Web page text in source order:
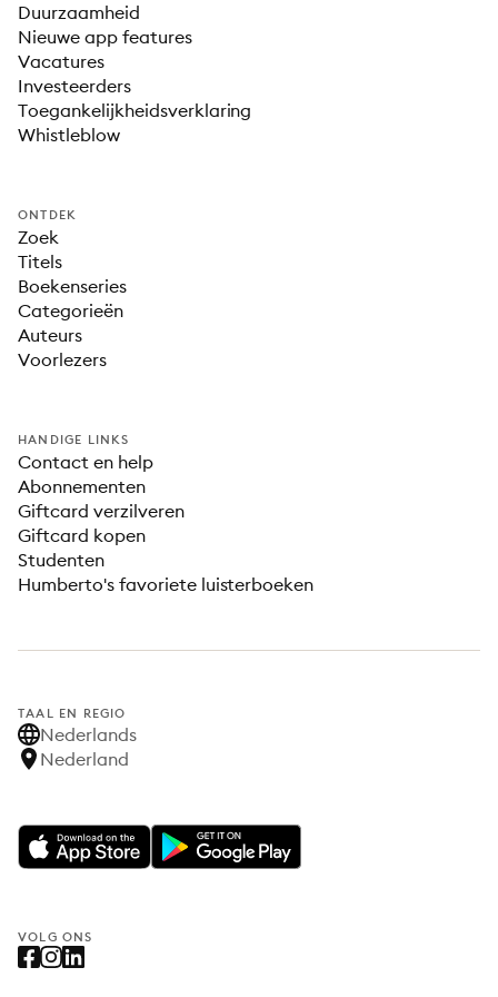
Duurzaamheid
Nieuwe app features
Vacatures
Investeerders
Toegankelijkheidsverklaring
Whistleblow
ONTDEK
Zoek
Titels
Boekenseries
Categorieën
Auteurs
Voorlezers
HANDIGE LINKS
Contact en help
Abonnementen
Giftcard verzilveren
Giftcard kopen
Studenten
Humberto's favoriete luisterboeken
TAAL EN REGIO
Nederlands
Nederland
VOLG ONS